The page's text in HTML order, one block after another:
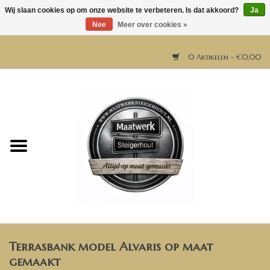
0 Artikelen - €0,00
Horeca meubels
Bartafels
Terrasbank model Alvaris op maat
gemaakt
Wij slaan cookies op om onze website te verbeteren. Is dat akkoord?
Ja
Nee
Meer over cookies »